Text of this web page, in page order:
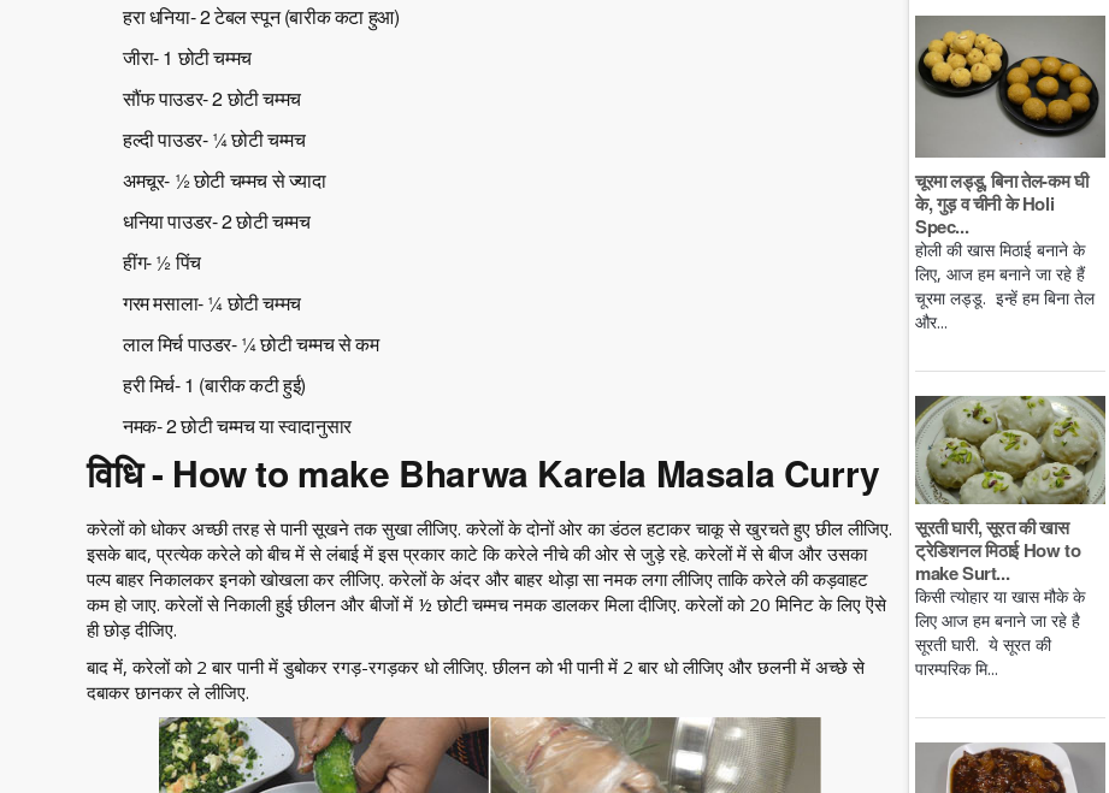
हरा धनिया- 2 टेबल स्पून (बारीक कटा हुआ)
जीरा- 1 छोटी चम्मच
सौंफ पाउडर- 2 छोटी चम्मच
हल्दी पाउडर- ¼ छोटी चम्मच
अमचूर- ½ छोटी चम्मच से ज्यादा
धनिया पाउडर- 2 छोटी चम्मच
हींग- ½ पिंच
गरम मसाला- ¼ छोटी चम्मच
लाल मिर्च पाउडर- ¼ छोटी चम्मच से कम
हरी मिर्च- 1 (बारीक कटी हुई)
नमक- 2 छोटी चम्मच या स्वादानुसार
विधि - How to make Bharwa Karela Masala Curry
करेलों को धोकर अच्छी तरह से पानी सूखने तक सुखा लीजिए. करेलों के दोनों ओर का डंठल हटाकर चाकू से खुरचते हुए छील लीजिए.
इसके बाद, प्रत्येक करेले को बीच में से लंबाई में इस प्रकार काटे कि करेले नीचे की ओर से जुड़े रहे. करेलों में से बीज और उसका
पल्प बाहर निकालकर इनको खोखला कर लीजिए. करेलों के अंदर और बाहर थोड़ा सा नमक लगा लीजिए ताकि करेले की कड़वाहट
कम हो जाए. करेलों से निकाली हुई छीलन और बीजों में ½ छोटी चम्मच नमक डालकर मिला दीजिए. करेलों को 20 मिनिट के लिए ऎसे
ही छोड़ दीजिए.
बाद में, करेलों को 2 बार पानी में डुबोकर रगड़-रगड़कर धो लीजिए. छीलन को भी पानी में 2 बार धो लीजिए और छलनी में अच्छे से
दबाकर छानकर ले लीजिए.
चूरमा लड्डू, बिना तेल-कम घी
के, गुड़ व चीनी के Holi
Spec...
होली की खास मिठाई बनाने के
लिए, आज हम बनाने जा रहे हैं
चूरमा लड्डू. इन्हें हम बिना तेल
और...
सूरती घारी, सूरत की खास
ट्रेडिशनल मिठाई How to
make Surt...
किसी त्योहार या खास मौके के
लिए आज हम बनाने जा रहे है
सूरती घारी. ये सूरत की
पारम्परिक मि...